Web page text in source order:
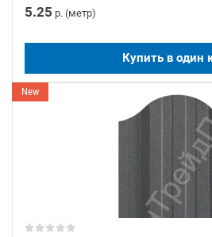
5.25 р. (метр)
Купить в один
New